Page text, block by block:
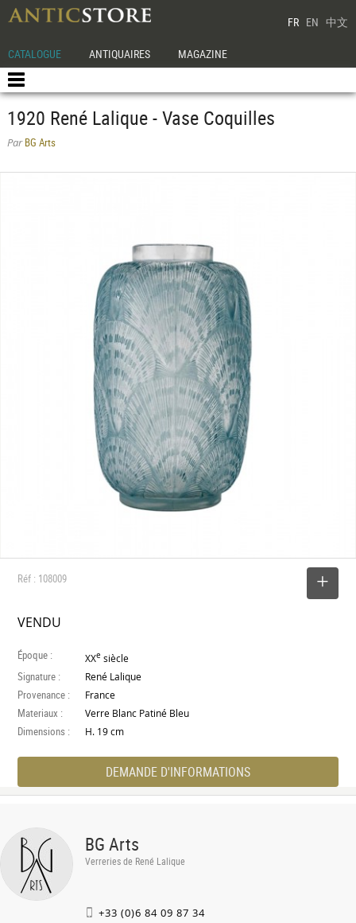
FR EN 中文
CATALOGUE ANTIQUAIRES MAGAZINE
1920 René Lalique - Vase Coquilles
ParBG Arts
Réf : 108009
VENDU
Époque : XXe siècle
Signature : René Lalique
Provenance : France
Materiaux : Verre Blanc Patiné Bleu
Dimensions : H. 19 cm
DEMANDE D'INFORMATIONS
BG Arts
Verreries de René Lalique
+33 (0)6 84 09 87 34